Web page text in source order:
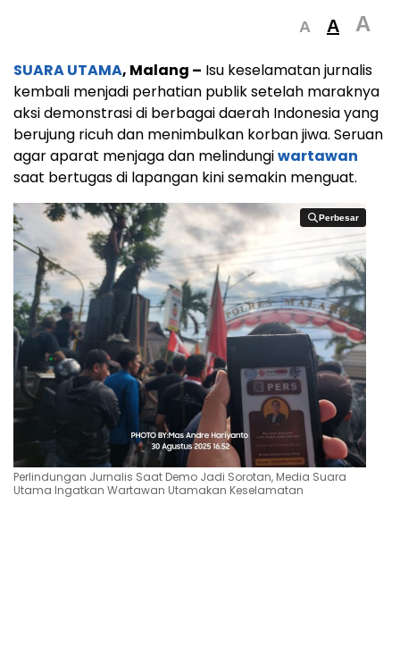
A A A
SUARA UTAMA, Malang – Isu keselamatan jurnalis
kembali menjadi perhatian publik setelah maraknya
aksi demonstrasi di berbagai daerah Indonesia yang
berujung ricuh dan menimbulkan korban jiwa. Seruan
agar aparat menjaga dan melindungiwartawan
saat bertugas di lapangan kini semakin menguat.
Perbesar
Perbesar
Perlindungan Jurnalis Saat Demo Jadi Sorotan, Media Suara
Utama Ingatkan Wartawan Utamakan Keselamatan